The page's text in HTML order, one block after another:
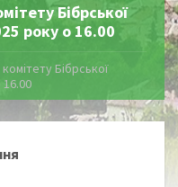
Бібрської
року о 16.00
Бібрської
16.00